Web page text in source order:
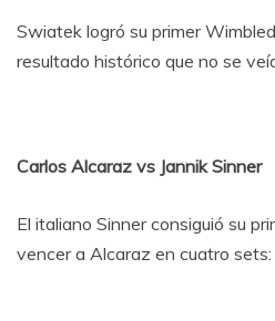
Swiatek logró su primer
resultado histórico que no se
Carlos Alcaraz vs Jannik Sinner
El italiano Sinner consiguió su
vencer a Alcaraz en cuatro